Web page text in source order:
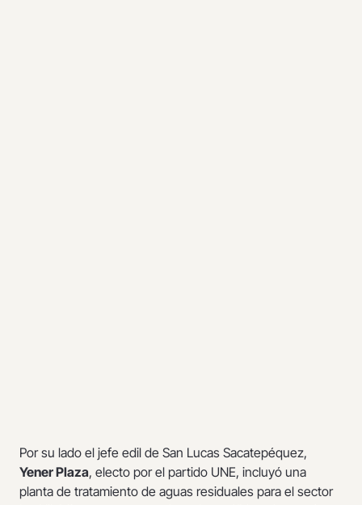
Por su lado el jefe edil de San Lucas Sacatepéquez,
Yener Plaza, electo por el partido UNE, incluyó una
planta de tratamiento de aguas residuales para el sector